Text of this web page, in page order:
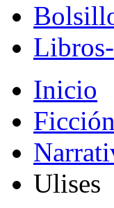
Inicio
Ulises